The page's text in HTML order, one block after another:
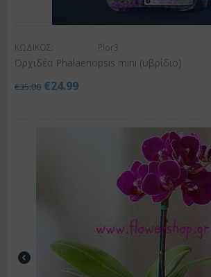
ΚΩΔΙΚΟΣ: Plor3
Ορχιδέα Phalaenopsis mini (υβρίδιο)
€35.00 €24.99